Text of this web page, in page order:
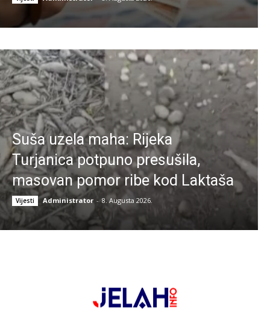
Suša uzela maha: Rijeka
Turjanica potpuno presušila,
masovan pomor ribe kod Laktaša
Vijesti Administrator - 8. Augusta 2026.